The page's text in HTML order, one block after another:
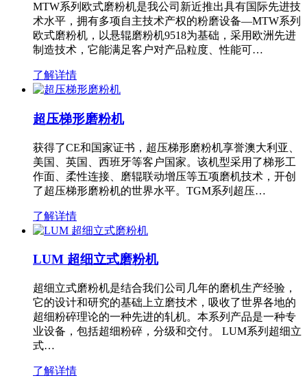
MTW系列欧式磨粉机是我公司新近推出具有国际先进技
术水平，拥有多项自主技术产权的粉磨设备—MTW系列
欧式磨粉机，以悬辊磨粉机9518为基础，采用欧洲先进
制造技术，它能满足客户对产品粒度、性能可…
了解详情
超压梯形磨粉机
获得了CE和国家证书，超压梯形磨粉机享誉澳大利亚、
美国、英国、西班牙等客户国家。该机型采用了梯形工
作面、柔性连接、磨辊联动增压等五项磨机技术，开创
了超压梯形磨粉机的世界水平。TGM系列超压…
了解详情
LUM 超细立式磨粉机
超细立式磨粉机是结合我们公司几年的磨机生产经验，
它的设计和研究的基础上立磨技术，吸收了世界各地的
超细粉碎理论的一种先进的轧机。本系列产品是一种专
业设备，包括超细粉碎，分级和交付。 LUM系列超细立
式…
了解详情